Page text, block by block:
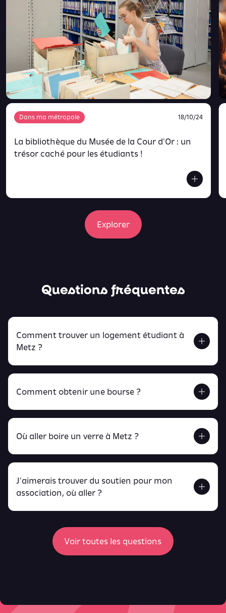
Dans ma métropole 18/10/24
La bibliothèque du Musée de la Cour d'Or : un
trésor caché pour les étudiants !
Explorer
Questions fréquentes
Comment trouver un logement étudiant à
Metz ?
Retrouve tout ça en cliquant ici !
Comment obtenir une bourse ?
Retrouve toutes ces infos ici.
Où aller boire un verre à Metz ?
peux
retrouver ici
J'aimerais trouver du soutien pour mon
association, où aller ?
Voir toutes les questions